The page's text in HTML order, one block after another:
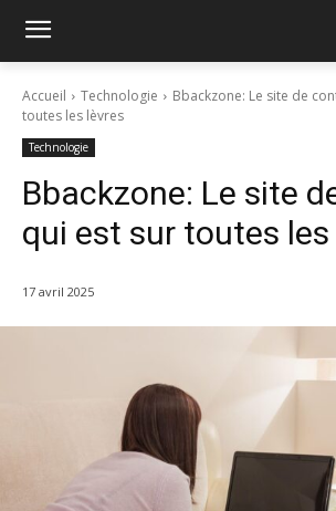
Accueil Technologie
Bbackzone: Le site de
toutes les lèvres
Technologie
Bbackzone: Le site
qui est sur toutes les
17 avril 2025